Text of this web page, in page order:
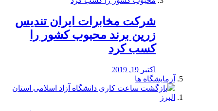
شرکت مخابرات ایران تندیس
زرین برند محبوب کشور را
کسب کرد
اکتبر 19, 2019
آزمایشگاه ها